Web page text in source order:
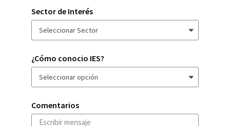
Sector de Interés
¿Cómo conocio IES?
Comentarios